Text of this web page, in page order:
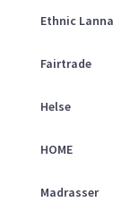
Ethnic Lanna
Fairtrade
Helse
HOME
Madrasser